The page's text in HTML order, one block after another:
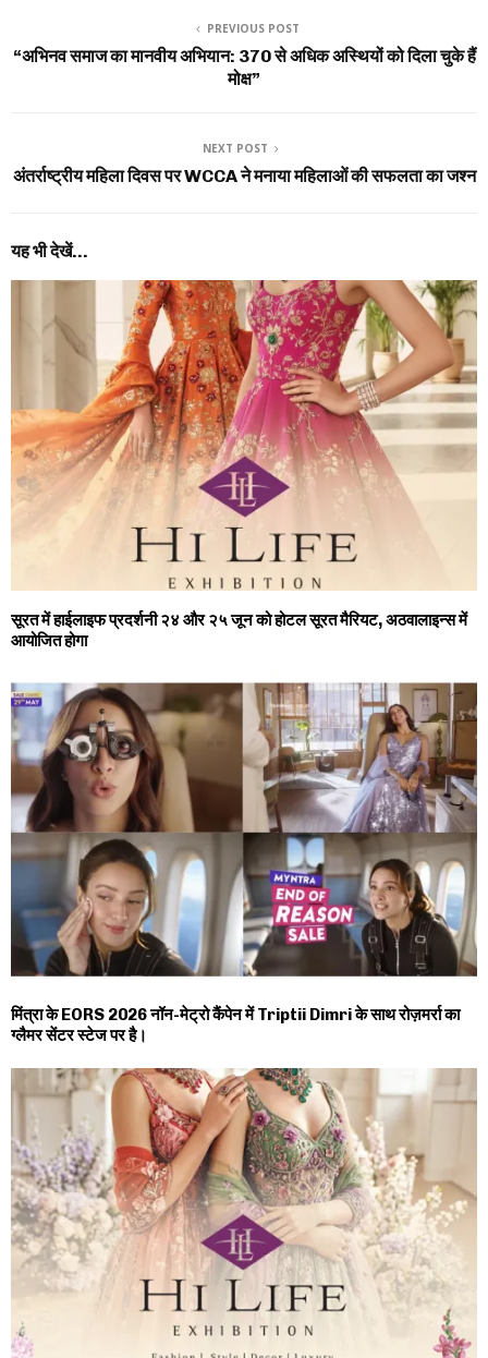
PREVIOUS POST
“अभिनव समाज का मानवीय अभियान: 370 से अधिक अस्थियों को दिला चुके हैं
मोक्ष”
NEXT POST
अंतर्राष्ट्रीय महिला दिवस पर WCCA ने मनाया महिलाओं की सफलता का जश्न
यह भी देखें...
सूरत में हाईलाइफ प्रदर्शनी २४ और २५ जून को होटल सूरत मैरियट, अठवालाइन्स में
आयोजित होगा
मिंत्रा के EORS 2026 नॉन-मेट्रो कैंपेन में Triptii Dimri के साथ रोज़मर्रा का
ग्लैमर सेंटर स्टेज पर है।